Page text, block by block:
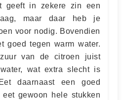
geeft in zekere zin een
maar daar heb je
voor nodig. Bovendien
goed tegen warm water.
van de citroen juist
wat extra slecht is
daarnaast een goed
gewoon hele stukken